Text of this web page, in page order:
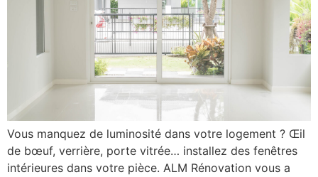
Vous manquez de luminosité dans votre logement ? Œil
de bœuf, verrière, porte vitrée… installez des fenêtres
intérieures dans votre pièce. ALM Rénovation vous a